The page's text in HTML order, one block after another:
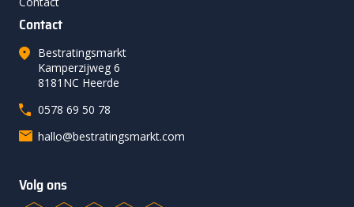
Contact
Bestratingsmarkt
Kamperzijweg 6
8181NC Heerde
0578 69 50 78
hallo@bestratingsmarkt.com
Volg ons